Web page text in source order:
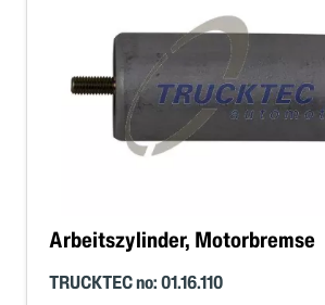
Arbeitszylinder, Motorbremse
TRUCKTEC no: 01.16.110